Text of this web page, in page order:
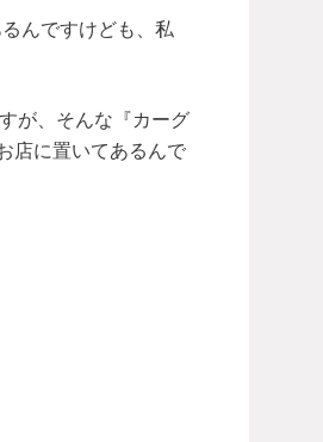
んですけども、私
が、そんな『カーグ
店に置いてあるんで